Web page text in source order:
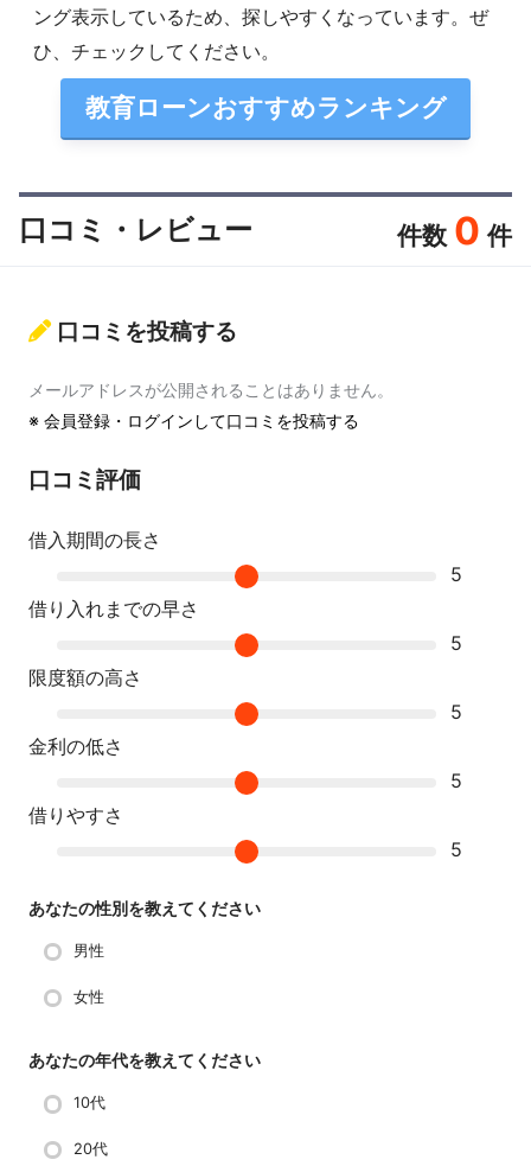
口コミ・レビュー 件数 0 件
ング表示しているため、探しやすくなっています。ぜ
ひ、チェックしてください。
教育ローンおすすめランキング
口コミを投稿する
メールアドレスが公開されることはありません。
※ 会員登録・ログインして口コミを投稿する
口コミ評価
借入期間の長さ
5
借り入れまでの早さ
5
限度額の高さ
5
金利の低さ
5
借りやすさ
5
あなたの性別を教えてください
男性
女性
あなたの年代を教えてください
10代
20代